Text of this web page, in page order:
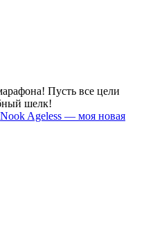
Пусть все цели
шелк!
Nook Ageless — моя новая